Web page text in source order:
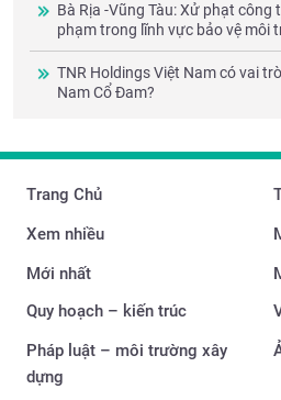
Bà Rịa -Vũng Tàu: Xử phạt công
phạm trong lĩnh vực bảo vệ môi
TNR Holdings Việt Nam có vai
Nam Cổ Đam?
Trang Chủ
Xem nhiều
Mới nhất
Quy hoạch – kiến trúc
Pháp luật – môi trường xây
dựng